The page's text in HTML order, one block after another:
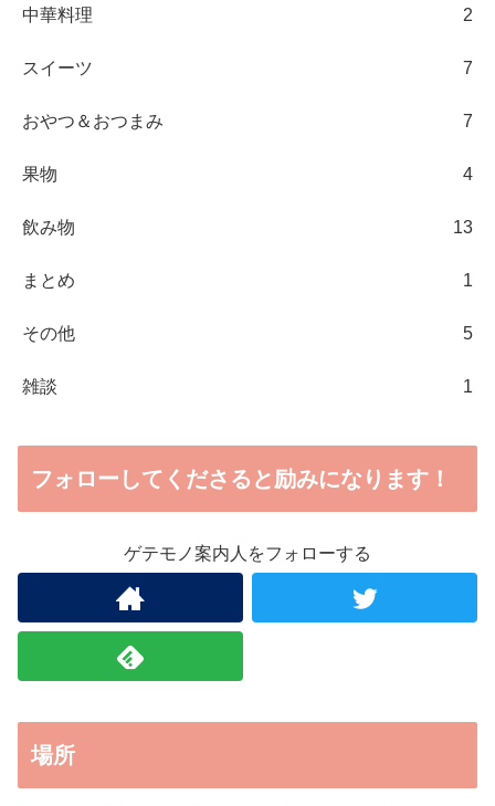
中華料理 2
スイーツ 7
おやつ＆おつまみ 7
果物 4
飲み物 13
まとめ 1
その他 5
雑談 1
フォローしてくださると励みになります！
ゲテモノ案内人をフォローする
場所